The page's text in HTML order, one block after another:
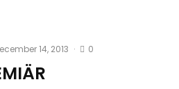
14, 2013 · 0